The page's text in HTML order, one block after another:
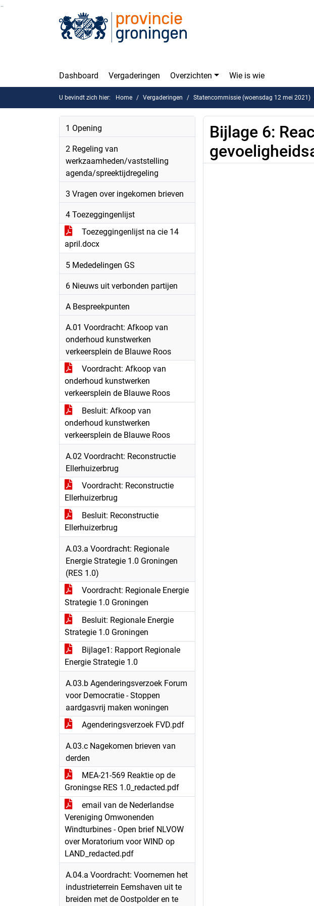
Ga naar de inhoud van deze pagina
Dashboard Vergaderingen Overzichten Wie is wie
U bevindt zich hier: Home Vergaderingen Statencommissie (woensdag 12 mei 2021)
1 Opening
2 Regeling van
werkzaamheden/vaststelling
agenda/spreektijdregeling
3 Vragen over ingekomen brieven
4 Toezeggingenlijst
Toezeggingenlijst na cie 14
april.docx
5 Mededelingen GS
6 Nieuws uit verbonden partijen
A Bespreekpunten
A.01 Voordracht: Afkoop van
onderhoud kunstwerken
verkeersplein de Blauwe Roos
Voordracht: Afkoop van
onderhoud kunstwerken
verkeersplein de Blauwe Roos
Besluit: Afkoop van
onderhoud kunstwerken
verkeersplein de Blauwe Roos
A.02 Voordracht: Reconstructie
Ellerhuizerbrug
Voordracht: Reconstructie
Ellerhuizerbrug
Besluit: Reconstructie
Ellerhuizerbrug
A.03.a Voordracht: Regionale
Energie Strategie 1.0 Groningen
(RES 1.0)
Voordracht: Regionale Energie
Strategie 1.0 Groningen
Besluit: Regionale Energie
Strategie 1.0 Groningen
Bijlage1: Rapport Regionale
Energie Strategie 1.0
A.03.b Agenderingsverzoek Forum
voor Democratie - Stoppen
aardgasvrij maken woningen
Agenderingsverzoek FVD.pdf
A.03.c Nagekomen brieven van
derden
MEA-21-569 Reaktie op de
Groningse RES 1.0_redacted.pdf
email van de Nederlandse
Vereniging Omwonenden
Windturbines - Open brief NLVOW
over Moratorium voor WIND op
LAND_redacted.pdf
A.04.a Voordracht: Voornemen het
industrieterrein Eemshaven uit te
breiden met de Oostpolder en te
Bijlage 6: